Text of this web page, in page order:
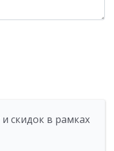
скидок в рамках